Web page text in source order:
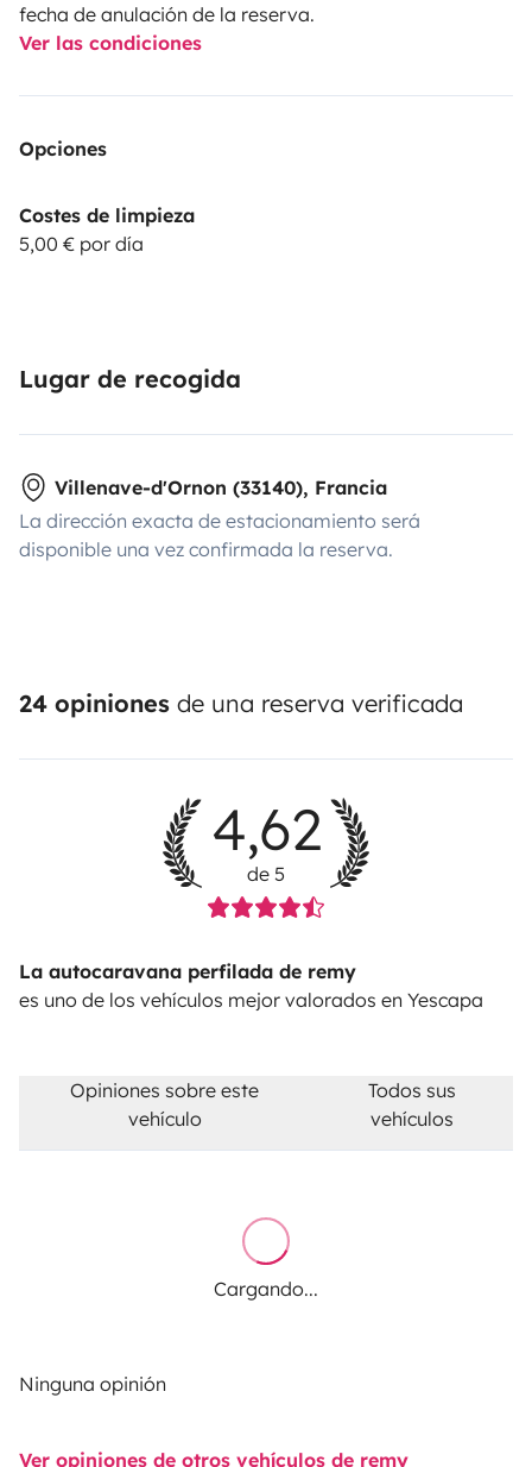
fecha de anulación de la reserva.
Ver las condiciones
Opciones
Costes de limpieza
5,00 € por día
Lugar de recogida
Villenave-d'Ornon (33140), Francia
La dirección exacta de estacionamiento será
disponible una vez confirmada la reserva.
24 opiniones de una reserva verificada
4,62
de 5
La autocaravana perfilada de remy
es uno de los vehículos mejor valorados en Yescapa
Opiniones sobre este
vehículo
Todos sus
vehículos
Cargando...
Ninguna opinión
Ver opiniones de otros vehículos de remy